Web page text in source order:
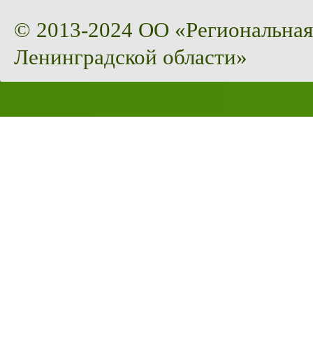
© 2013-2024 ОО
Ленинградской области»